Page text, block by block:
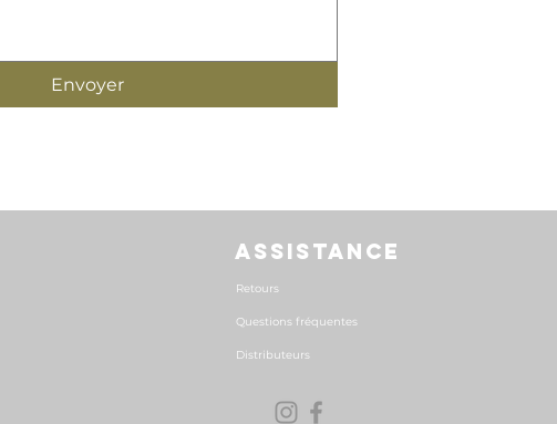
Envoyer
ASSISTANCE
Retours
Questions fréquentes
Distributeurs